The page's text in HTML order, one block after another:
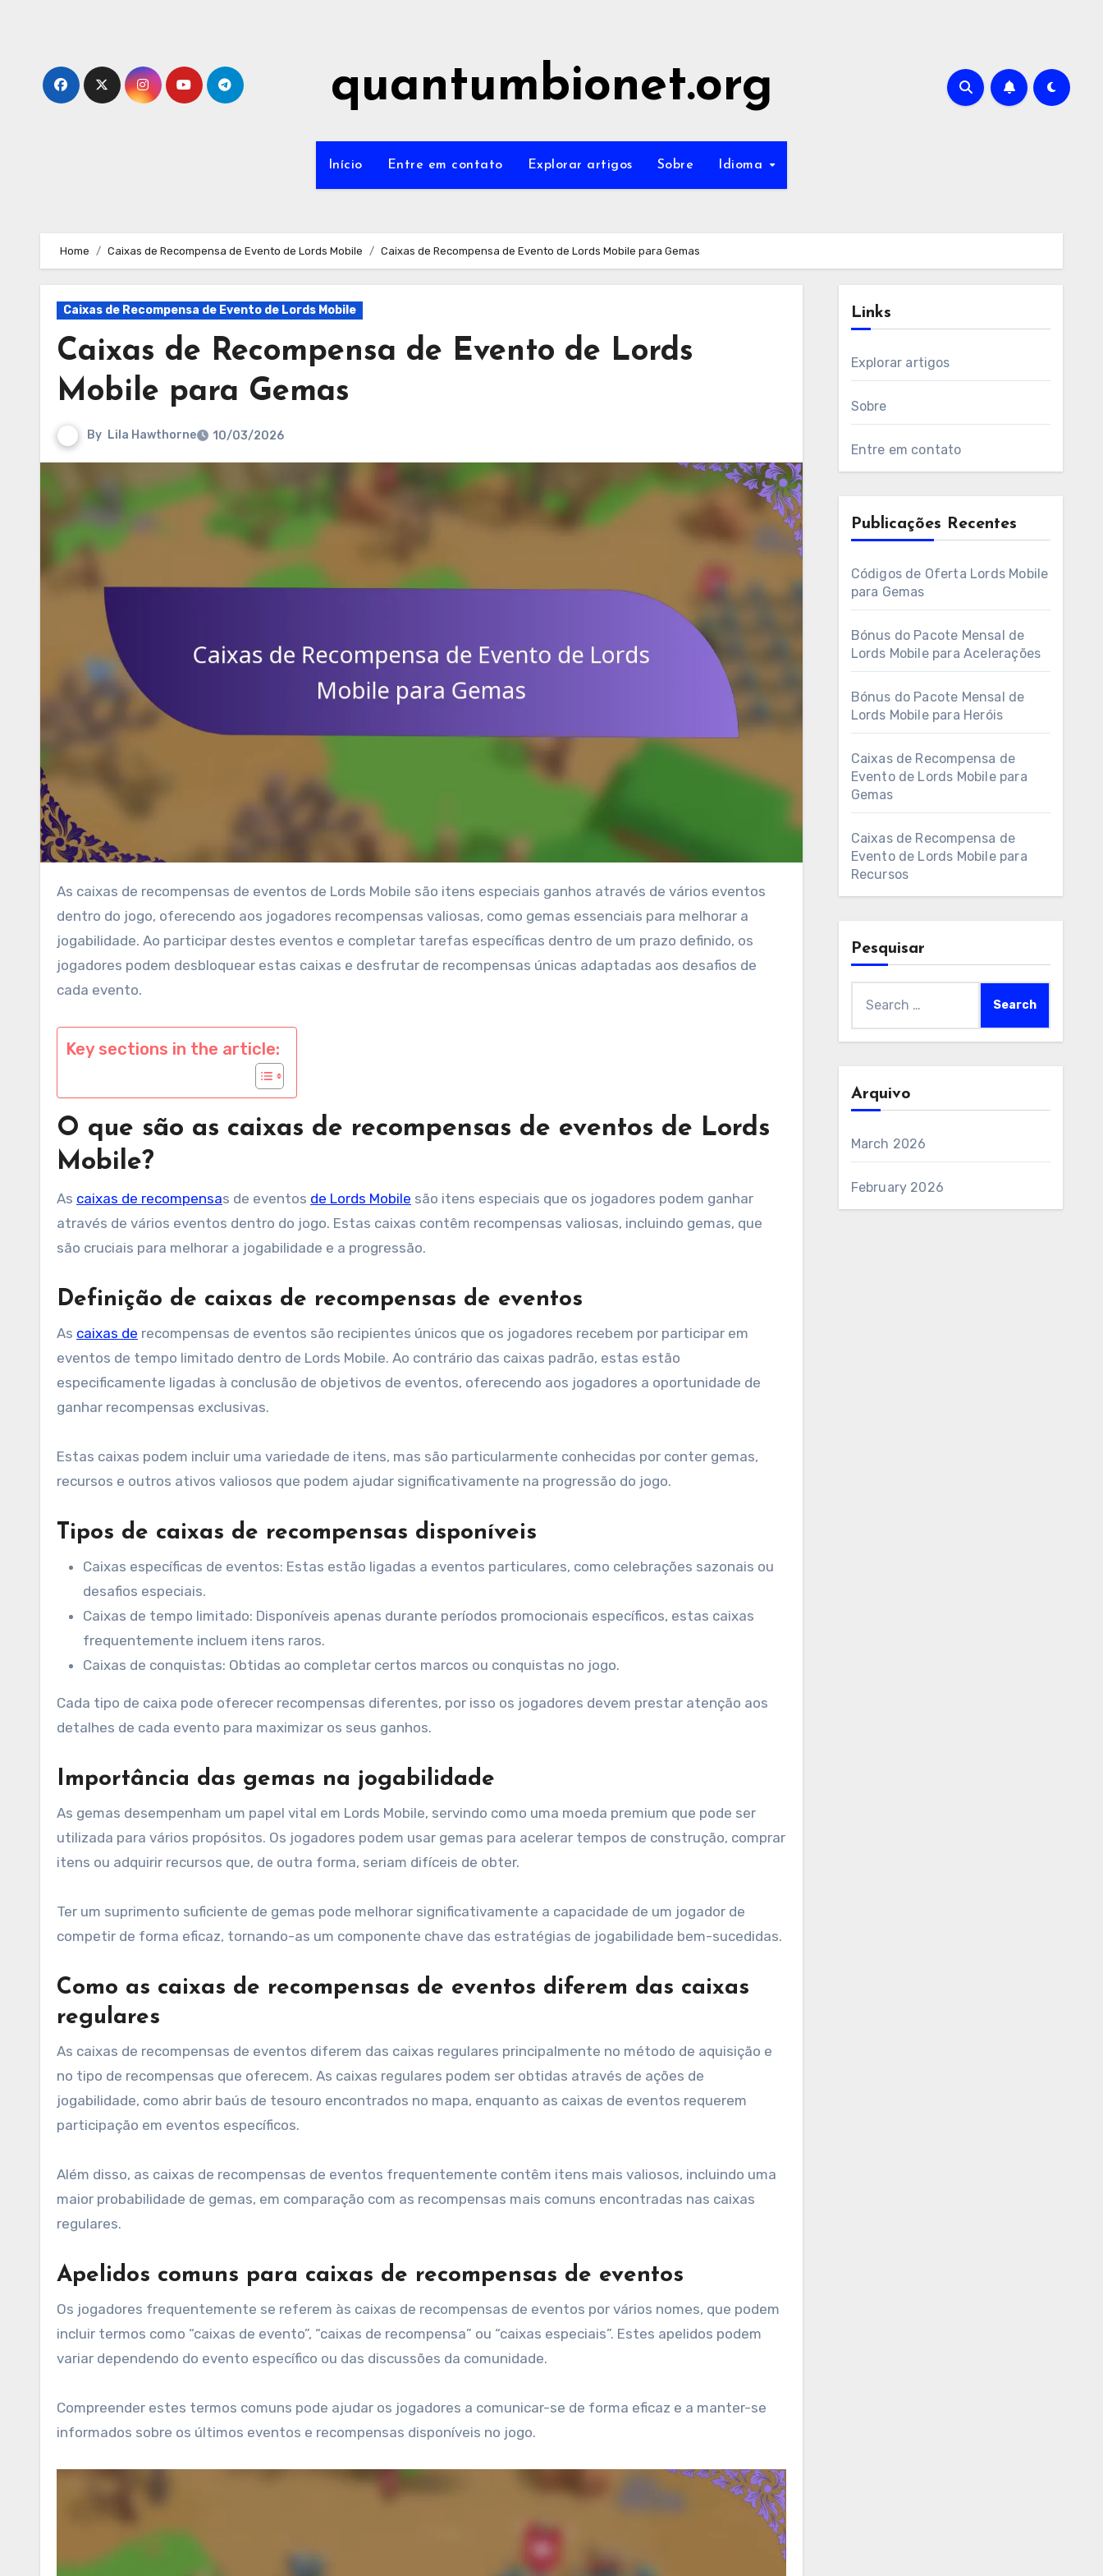
quantumbionet.org
Início Entre em contato Explorar artigos Sobre Idioma
Home Caixas de Recompensa de Evento de Lords Mobile Caixas de Recompensa de Evento de Lords Mobile para Gemas
Caixas de Recompensa de Evento de Lords Mobile
Caixas de Recompensa de Evento de Lords
Mobile para Gemas
By Lila Hawthorne 10/03/2026
As caixas de recompensas de eventos de Lords Mobile são itens especiais ganhos através de vários eventos
dentro do jogo, oferecendo aos jogadores recompensas valiosas, como gemas essenciais para melhorar a
jogabilidade. Ao participar destes eventos e completar tarefas específicas dentro de um prazo definido, os
jogadores podem desbloquear estas caixas e desfrutar de recompensas únicas adaptadas aos desafios de
cada evento.
Key sections in the article:
O que são as caixas de recompensas de eventos de Lords
Mobile?
As caixas de recompensas de eventos de Lords Mobile são itens especiais que os jogadores podem ganhar
através de vários eventos dentro do jogo. Estas caixas contêm recompensas valiosas, incluindo gemas, que
são cruciais para melhorar a jogabilidade e a progressão.
Definição de caixas de recompensas de eventos
As caixas de recompensas de eventos são recipientes únicos que os jogadores recebem por participar em
eventos de tempo limitado dentro de Lords Mobile. Ao contrário das caixas padrão, estas estão
especificamente ligadas à conclusão de objetivos de eventos, oferecendo aos jogadores a oportunidade de
ganhar recompensas exclusivas.
Estas caixas podem incluir uma variedade de itens, mas são particularmente conhecidas por conter gemas,
recursos e outros ativos valiosos que podem ajudar significativamente na progressão do jogo.
Tipos de caixas de recompensas disponíveis
Caixas específicas de eventos: Estas estão ligadas a eventos particulares, como celebrações sazonais ou
desafios especiais.
Caixas de tempo limitado: Disponíveis apenas durante períodos promocionais específicos, estas caixas
frequentemente incluem itens raros.
Caixas de conquistas: Obtidas ao completar certos marcos ou conquistas no jogo.
Cada tipo de caixa pode oferecer recompensas diferentes, por isso os jogadores devem prestar atenção aos
detalhes de cada evento para maximizar os seus ganhos.
Importância das gemas na jogabilidade
As gemas desempenham um papel vital em Lords Mobile, servindo como uma moeda premium que pode ser
utilizada para vários propósitos. Os jogadores podem usar gemas para acelerar tempos de construção, comprar
itens ou adquirir recursos que, de outra forma, seriam difíceis de obter.
Ter um suprimento suficiente de gemas pode melhorar significativamente a capacidade de um jogador de
competir de forma eficaz, tornando-as um componente chave das estratégias de jogabilidade bem-sucedidas.
Como as caixas de recompensas de eventos diferem das caixas
regulares
As caixas de recompensas de eventos diferem das caixas regulares principalmente no método de aquisição e
no tipo de recompensas que oferecem. As caixas regulares podem ser obtidas através de ações de
jogabilidade, como abrir baús de tesouro encontrados no mapa, enquanto as caixas de eventos requerem
participação em eventos específicos.
Além disso, as caixas de recompensas de eventos frequentemente contêm itens mais valiosos, incluindo uma
maior probabilidade de gemas, em comparação com as recompensas mais comuns encontradas nas caixas
regulares.
Apelidos comuns para caixas de recompensas de eventos
Os jogadores frequentemente se referem às caixas de recompensas de eventos por vários nomes, que podem
incluir termos como “caixas de evento”, “caixas de recompensa” ou “caixas especiais”. Estes apelidos podem
variar dependendo do evento específico ou das discussões da comunidade.
Compreender estes termos comuns pode ajudar os jogadores a comunicar-se de forma eficaz e a manter-se
informados sobre os últimos eventos e recompensas disponíveis no jogo.
Links
Explorar artigos
Sobre
Entre em contato
Publicações Recentes
Códigos de Oferta Lords Mobile
para Gemas
Bónus do Pacote Mensal de
Lords Mobile para Acelerações
Bónus do Pacote Mensal de
Lords Mobile para Heróis
Caixas de Recompensa de
Evento de Lords Mobile para
Gemas
Caixas de Recompensa de
Evento de Lords Mobile para
Recursos
Pesquisar
for:
Arquivo
March 2026
February 2026